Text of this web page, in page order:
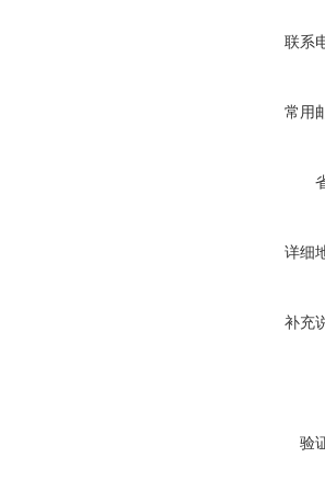
联系
常用
详细
补充
验